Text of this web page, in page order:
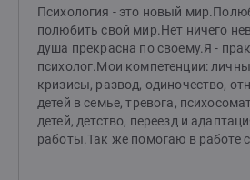
причину разбираем на первой
закрываем за 1-3 встречи• даю
работают между сессиями• не
бесконечную терапию Полная
конфиденциальность.Первые 20
Сверим запрос и решим, подходим
Психология - это новый
полюбить свой мир.Нет ничего
душа прекрасна по своему.Я -
психолог.Мои компетенции:
кризисы, развод, одиночество,
детей в семье, тревога,
детей, детство, переезд и
работы.Так же помогаю в работе